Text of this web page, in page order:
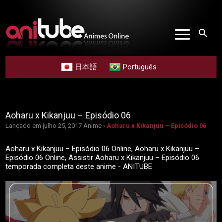
search
日本語 Português
Aoharu x Kikanjuu – Episódio 06
Lançado em julho 25, 2017 Anime ›Aoharu x Kikanjuu – Episódio 06
Aoharu x Kikanjuu – Episódio 06 Online, Aoharu x Kikanjuu –
Episódio 06 Online, Assistir Aoharu x Kikanjuu – Episódio 06
temporada completa deste anime - ANITUBE